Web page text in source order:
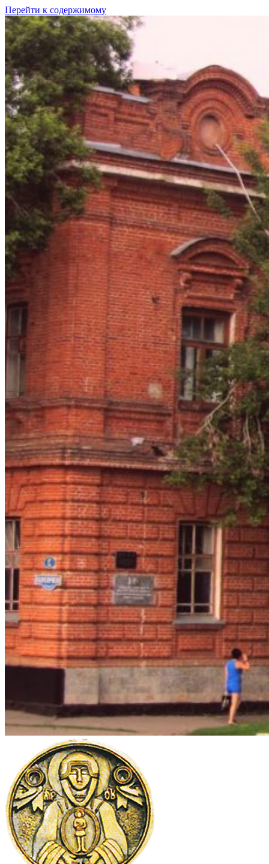
Перейти к содержимому